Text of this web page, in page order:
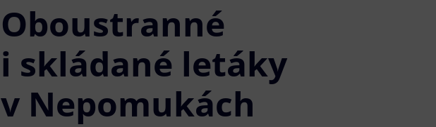
Oboustranné
i skládané letáky
v Nepomukách